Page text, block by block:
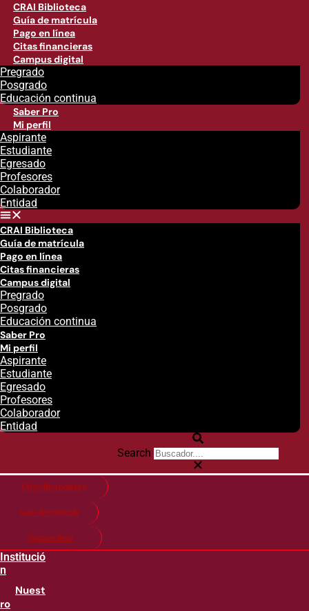
CRAI Biblioteca
Guía de matrícula
Pago en línea
Citas financieras
Campus digital
Pregrado
Posgrado
Educación continua
Saber Pro
Mi perfil
Aspirante
Estudiante
Egresado
Profesores
Colaborador
Entidad
CRAI Biblioteca
Guía de matrícula
Pago en línea
Citas financieras
Campus digital
Pregrado
Posgrado
Educación continua
Saber Pro
Mi perfil
Aspirante
Estudiante
Egresado
Profesores
Colaborador
Entidad
Search
Citas financieras
Guía de matricula
Pago en línea
Institució
n
Nuest
ro